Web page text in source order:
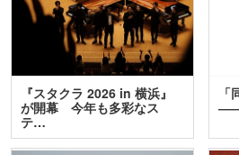
『スタクラ 2026 in 横浜』
が開幕 今年も多彩なス
テ…